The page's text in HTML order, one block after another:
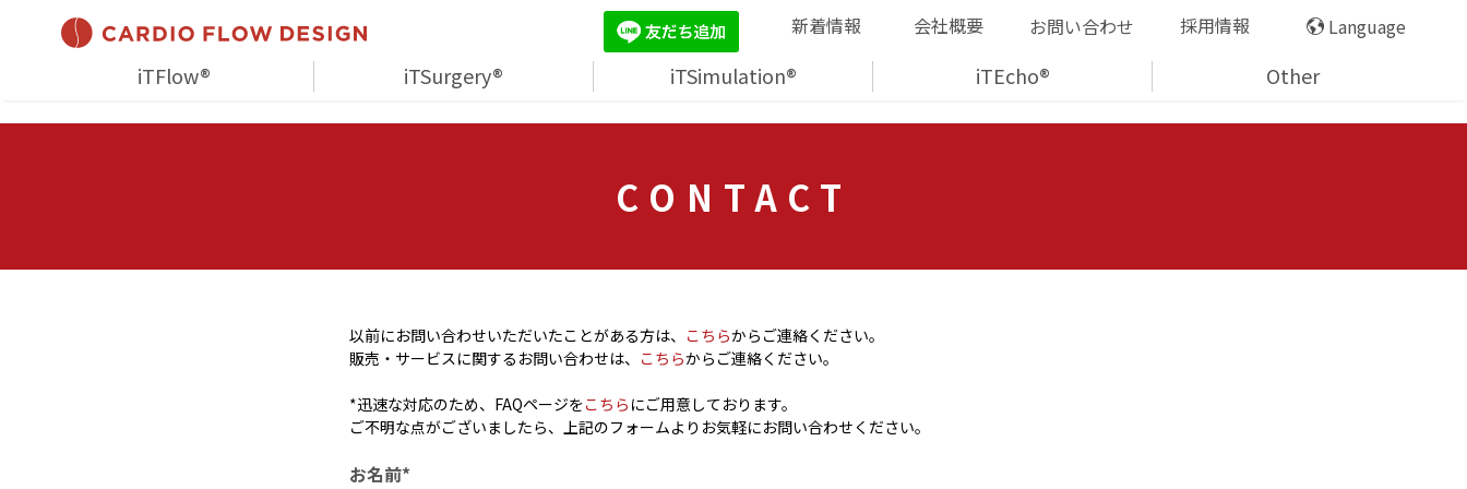
新着情報 会社概要 お問い合わせ 採用情報 Language
iTFlow® iTSurgery® iTSimulation® iTEcho® Other
CONTACT
以前にお問い合わせいただいたことがある方は、 こちらからご連絡ください。
販売・サービスに関するお問い合わせは、 こちらからご連絡ください。
*迅速な対応のため、FAQページをこちら にご用意しております。
ご不明な点がございましたら、上記のフォームよりお気軽にお問い合わせください。
お名前*